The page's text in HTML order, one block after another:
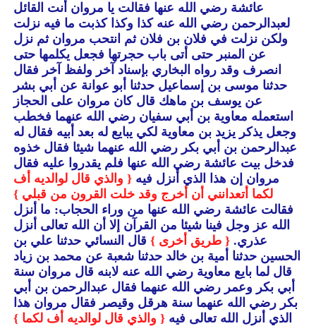
عائشة رضي الله عنها فقالت يا مروان أنت القائل
لعبدالرحمن رضي الله عنه كذا وكذا كذبت ما فيه نزلت
ولكن نزلت في فلان بن فلان ثم انتحب مروان ثم نزل
عن المنبر حتى أتى باب حجرتها فجعل يكلمها حتى
انصرف وقد رواه البخاري بإسناد آخر ولفظ آخر فقال
حدثنا موسى بن إسماعيل حدثنا أبو عوانة عن أبي بشر
عن يوسف بن ماهك قال كان مروان على الحجاز
استعمله معاوية بن أبي سفيان رضي الله عنهما فخطب
وجعل يذكر يزيد بن معاوية لكي يبايع له بعد أبيه فقال له
عبدالرحمن بن أبي بكر رضي الله عنهما شيئا فقال خذوه
فدخل بيت عائشة رضي الله عنها فلم يقدروا عليه فقال
مروان إن هذا الذي أنزل فيه { والذي قال لوالديه أف
لكما أتعدانني أن أخرج وقد خلت القرون من قبلي }
فقالت عائشة رضي الله عنها من وراء الحجاب: ما أنزل
الله عز وجل فينا شيئا من القرآن إلا أن الله تعالى أنزل
عذري. { طريق أخرى }قال النسائي حدثنا علي بن
الحسين حدثنا أمية بن خالد حدثنا شعبة عن محمد بن زياد
قال لما بايع معاوية رضي الله عنه لابنه قال مروان سنة
أبي بكر وعمر رضي الله عنهما فقال عبدالرحمن بن أبي
بكر رضي الله عنهما سنة هرقل وقيصر فقال مروان هذا
الذي أنزل الله تعالى فيه { والذي قال لوالديه أف لكما }